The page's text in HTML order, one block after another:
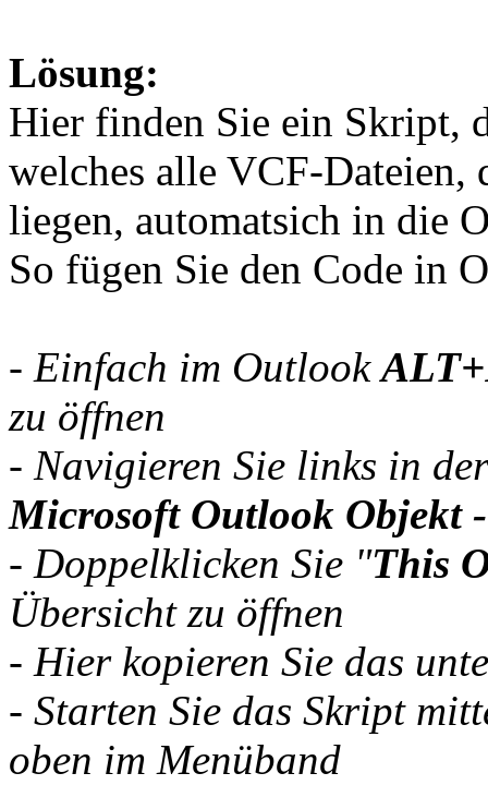
Lösung:
Hier finden Sie ein Skript,
welches alle VCF-
liegen, automatsich in die
So fügen Sie den Code in
- Einfach im Outlook
zu öffnen
- Navigieren Sie links in
Microsoft Outlook Objekt
- Doppelklicken Sie "This
Übersicht zu öffnen
- Hier kopieren Sie das
- Starten Sie das Skript
oben im Menüband